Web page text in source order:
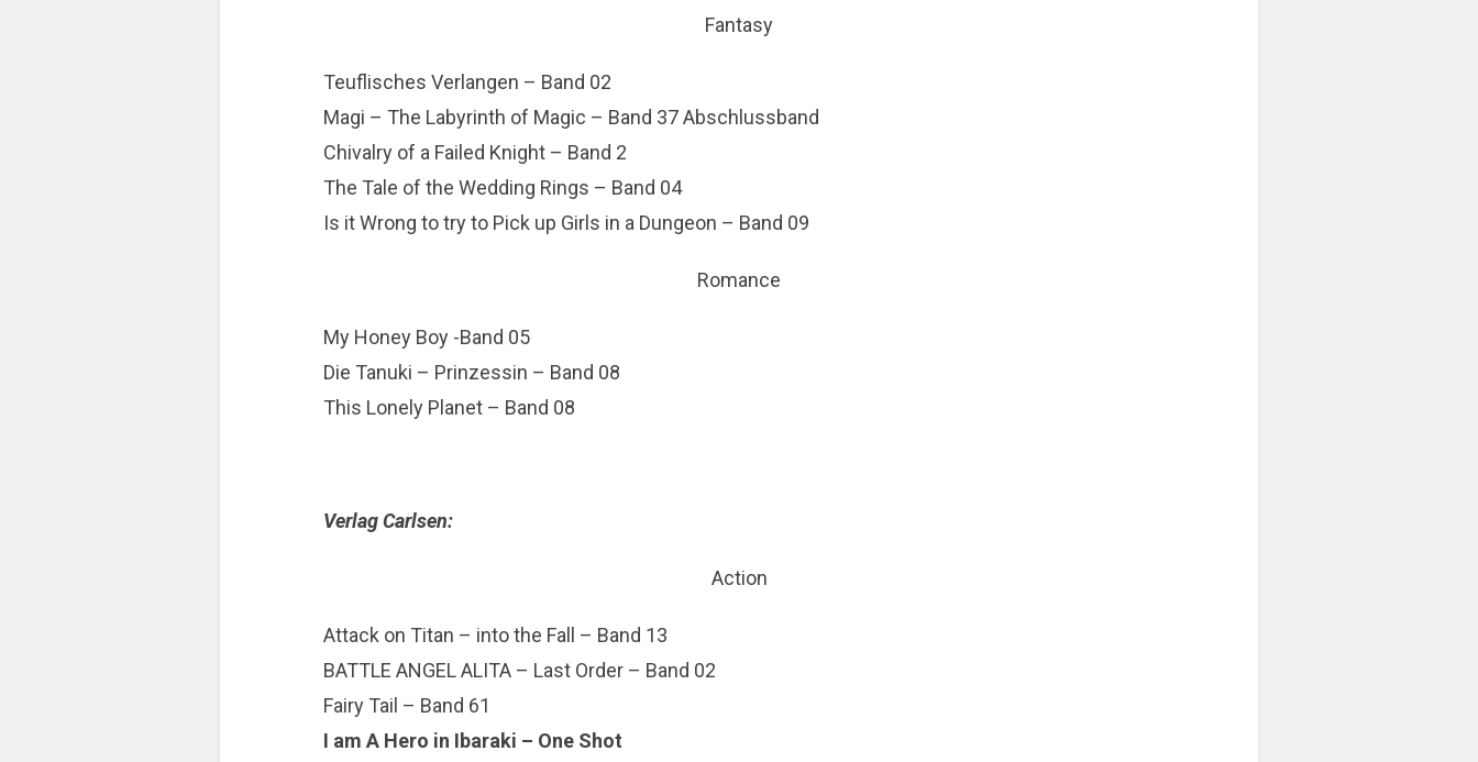
Fantasy
Teuflisches Verlangen – Band 02
Magi – The Labyrinth of Magic – Band 37 Abschlussband
Chivalry of a Failed Knight – Band 2
The Tale of the Wedding Rings – Band 04
Is it Wrong to try to Pick up Girls in a Dungeon – Band 09
Romance
My Honey Boy -Band 05
Die Tanuki – Prinzessin – Band 08
This Lonely Planet – Band 08
Verlag Carlsen:
Action
Attack on Titan – into the Fall – Band 13
BATTLE ANGEL ALITA – Last Order – Band 02
Fairy Tail – Band 61
I am A Hero in Ibaraki – One Shot